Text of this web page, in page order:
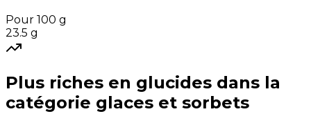
Pour 100 g
23.5 g
Plus riches en glucides dans la
catégorie glaces et sorbets